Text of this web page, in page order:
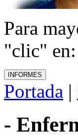
Para
"clic" en:
Portada |
-